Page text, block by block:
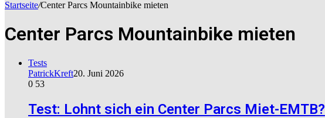
Startseite/Center Parcs Mountainbike mieten
Center Parcs Mountainbike mieten
Tests
PatrickKreft20. Juni 2026
0 53
Test: Lohnt sich ein Center Parcs Miet-EMTB?